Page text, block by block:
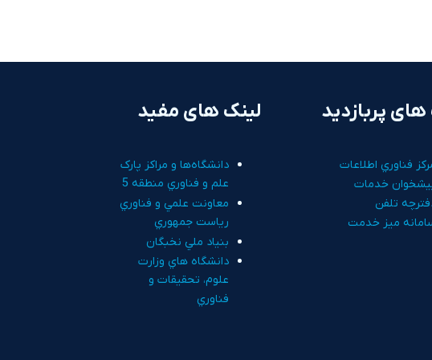
های پربازدید
فناوري اطلاعات
خدمات
تلفن
ميز خدمت
لینک های مفید
دانشگاه‌ها و مراکز پارک
علم و فناوري منطقه 5
معاونت علمي و فناوري
رياست جمهوري
بنياد ملي نخبگان
دانشگاه هاي وزارت
علوم، تحقيقات و
فناوري